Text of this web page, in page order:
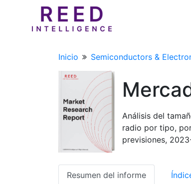
Inicio Semiconductors &
Análisis del
radio por tipo,
previsiones,
Resumen del informe